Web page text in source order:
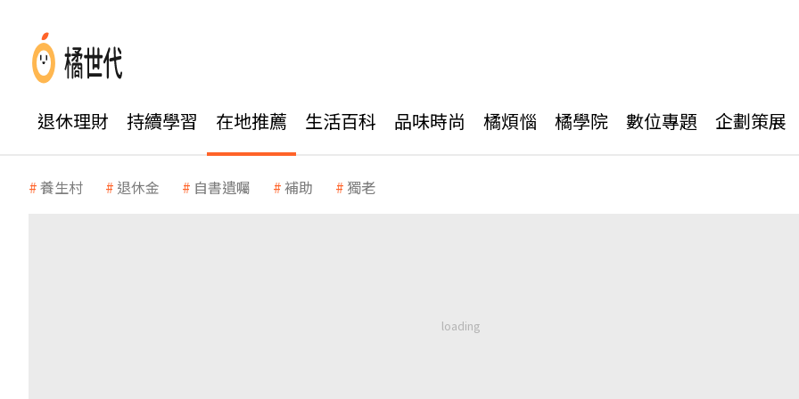
退休理財 持續學習 在地推薦 生活百科 品味時尚 橘煩惱 橘學院 數位專題 企劃策展
養生村 退休金 自書遺囑 補助 獨老